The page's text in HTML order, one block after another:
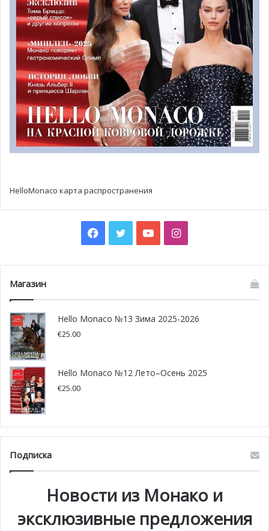
отключается автоматически, также, как и все другие
системы климат-контроля, во избежание трат
природных ресурсов впустую.
Каждая ложа может вместить до 8 человек. Все кресла
здесь оснащены собственным компьютером, где
каждый гость может посмотреть прямую трансляцию
матча, если он желает наблюдать за игрой с более
близкого расстояния. Также стоит подчеркнуть, что
каждая ложа может быть персонализирована под
Дилеммы проекта
Для того, чтобы построить такие VIP-места на стадионе,
руководству было необходимо принять непростое
решение, а именно убрать 1000 зрительских мест.
HelloMonaco карта распространения
Facebook
TwitterYouTubeInstagram
Магазин
Hello Monaco №13 Зима 2025-2026
€25.00
Hello Monaco №12 Лето–Осень 2025
€25.00
Подписка
Новости из Монако и
эксклюзивные предложения